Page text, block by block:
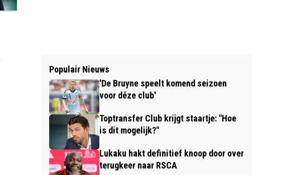
Populair Nieuws
'De Bruyne speelt komend seizoen
voor déze club'
Toptransfer Club krijgt staartje: "Hoe
is dit mogelijk?"
Lukaku hakt definitief knoop door over
terugkeer naar RSCA